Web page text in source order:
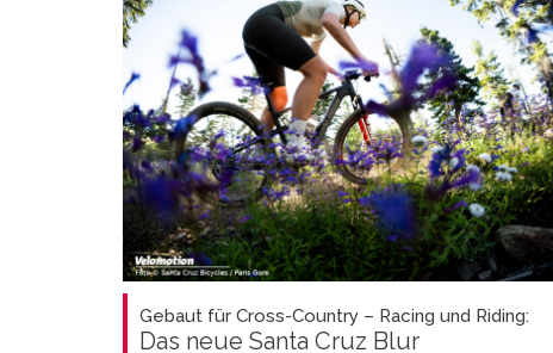
Gebaut für Cross-Country – Racing und Riding:
Das neue Santa Cruz Blur